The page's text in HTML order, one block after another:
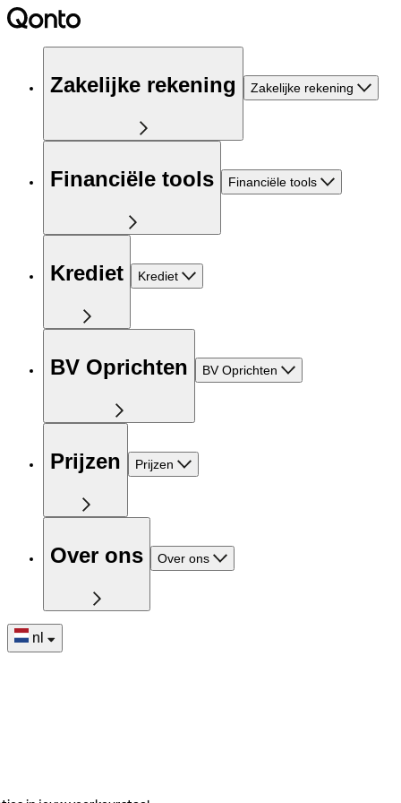
Zakelijke rekening Zakelijke rekening
Financiële tools Financiële tools
Krediet Krediet
BV Oprichten BV Oprichten
Prijzen Prijzen
Over ons Over ons
nl